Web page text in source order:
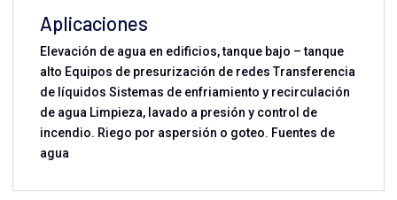
Aplicaciones
Elevación de agua en edificios, tanque bajo – tanque
alto Equipos de presurización de redes Transferencia
de líquidos Sistemas de enfriamiento y recirculación
de agua Limpieza, lavado a presión y control de
incendio. Riego por aspersión o goteo. Fuentes de
agua